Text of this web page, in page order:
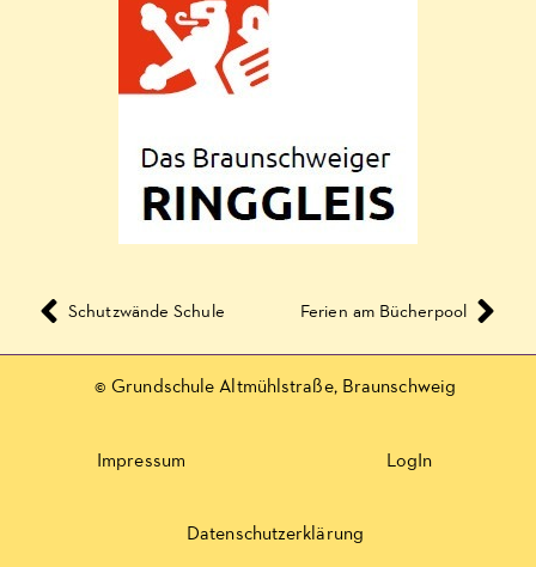
Schutzwände Schule Ferien am Bücherpool
© Grundschule Altmühlstraße, Braunschweig
Impressum LogIn
Datenschutzerklärung